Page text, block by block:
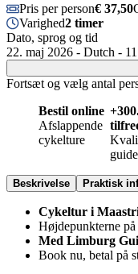
Pris per person€ 37,50
Varighed2 timer
Dato, sprog og tid
22. maj 2026 - Dutch -
Fortsæt og vælg antal
Bestil online
Afslappende
cykelture
Beskrivelse Praktisk
Cykeltur i
Højdepunkterne
Med Limburg
Book nu, betal på